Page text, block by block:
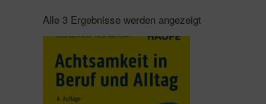
Alle 3 Ergebnisse werden angezeigt